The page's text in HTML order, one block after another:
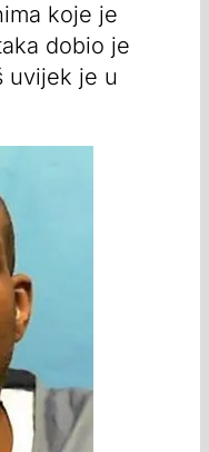
koje je
dobio je
uvijek je u